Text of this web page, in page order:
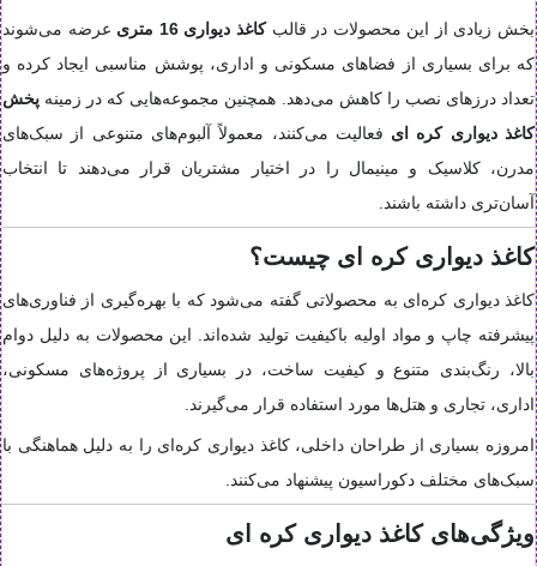
بخش زیادی از این محصولات در قالبکاغذ دیواری 16 متری
عرضه می‌شوند
که برای بسیاری از فضاهای مسکونی و اداری، پوشش مناسبی ایجاد کرده و
تعداد درزهای نصب را کاهش می‌دهد. همچنین مجموعه‌هایی که در زمینه پخش
کاغذ دیواری کره ای فعالیت می‌کنند، معمولاً آلبوم‌های متنوعی از سبک‌های
مدرن، کلاسیک و مینیمال را در اختیار مشتریان قرار می‌دهند تا انتخاب
آسان‌تری داشته باشند.
کاغذ دیواری کره ای چیست؟
کاغذ دیواری کره‌ای به محصولاتی گفته می‌شود که با بهره‌گیری از فناوری‌های
پیشرفته چاپ و مواد اولیه باکیفیت تولید شده‌اند. این محصولات به دلیل دوام
بالا، رنگ‌بندی متنوع و کیفیت ساخت، در بسیاری از پروژه‌های مسکونی،
اداری، تجاری و هتل‌ها مورد استفاده قرار می‌گیرند.
امروزه بسیاری از طراحان داخلی، کاغذ دیواری کره‌ای را به دلیل هماهنگی با
سبک‌های مختلف دکوراسیون پیشنهاد می‌کنند.
ویژگی‌های کاغذ دیواری کره ای